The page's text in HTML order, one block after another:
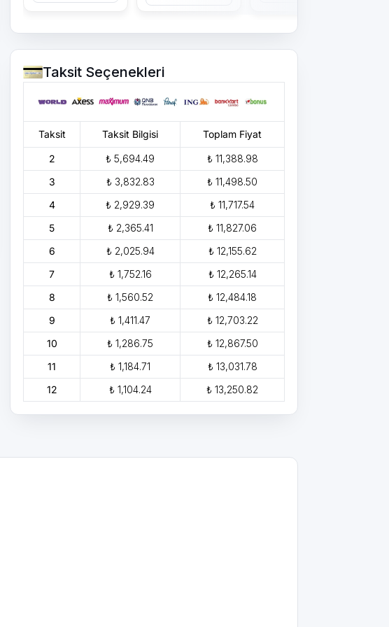
Taksit Seçenekleri
Taksit Taksit Bilgisi Toplam Fiyat
2 ₺ 5,694.49
₺ 11,388.98
3
₺ 3,832.83
₺ 11,498.50
4
₺ 2,929.39
₺ 11,717.54
5
₺ 2,365.41
₺ 11,827.06
6
₺ 2,025.94
₺ 12,155.62
7
₺ 1,752.16
₺ 12,265.14
8
₺ 1,560.52
₺ 12,484.18
9
₺ 1,411.47
₺ 12,703.22
10
₺ 1,286.75
₺ 12,867.50
11
₺ 1,184.71
₺ 13,031.78
12
₺ 1,104.24 ₺ 13,250.82